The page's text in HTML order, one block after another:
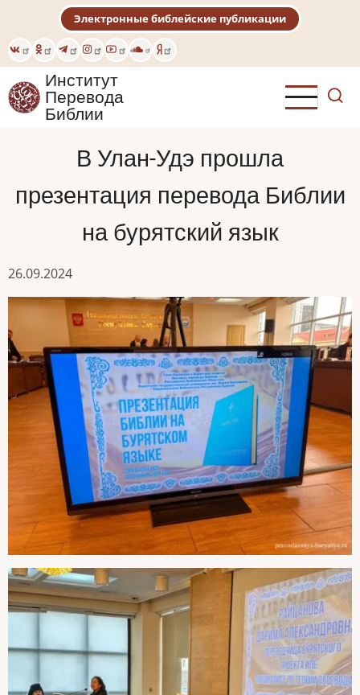
основному
содержанию
Электронные библейские публикации
Институт
Перевода
Библии
В Улан-Удэ прошла
презентация перевода Библии
на бурятский язык
26.09.2024